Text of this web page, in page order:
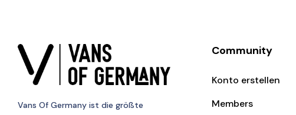
Vans Of Germany ist die größte
Community
Konto erstellen
Members